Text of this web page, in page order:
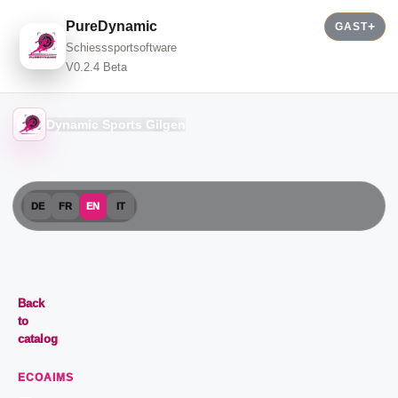
PureDynamic
Schiesssportsoftware
V0.2.4 Beta
GAST
Dynamic Sports Gilgen
DE FR EN IT
Back
to
catalog
ECOAIMS